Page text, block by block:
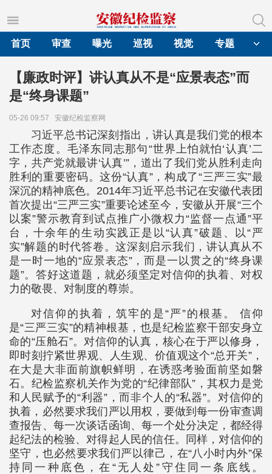
首页
审查 曝光 巡视 视觉 专题
【廉政时评】讲认真从不是“应景表态”而
是“终身课题”
05-26 09:57 安徽纪检监察网
习近平总书记深刻指出，讲认真是我们党的根本
工作态度。毛泽东同志那句“世界上怕就怕‘认真’二
字，共产党就最讲‘认真’”，道出了我们党从胜利走向
胜利的重要密码。这份“认真”，构成了“三严三实”最
深沉的精神底色。2014年习近平总书记在安徽代表团
首次提出“三严三实”重要论述至今，安徽从开展“三个
以案”警示教育到试点推广小微权力“监督一点通”平
台，十余年的生动实践正是以“认真”破题、以“严
实”解题的时代答卷。这深刻启示我们，讲认真从不
是一时一地的“应景表态”，而是一以贯之的“终身课
题”。答好这道题，就必须坚定对信仰的执着、对权
力的敬畏、对制度的尊崇。
对信仰的执着，筑牢的是“严”的根基。 信仰
是“三严三实”的精神根基，也是纪检监察干部安身立
命的“压舱石”。对信仰的认真，核心在于严以修身，
即时刻拧紧世界观、人生观、价值观这个“总开关”，
在大是大非面前旗帜鲜明，在诱惑考验面前坚如磐
石。纪检监察机关作为党的“纪律部队”，其权力是党
和人民赋予的“利器”，而非个人的“私器”。对信仰的
执着，必然要求我们严以用权，要做到每一份审查调
查报告、每一次谈话函询、每一个处分决定，都经得
起纪法的检验、对得起人民的信任。同样，对信仰的
坚守，也必然要求我们严以律己，在“八小时内外”保
持同一种底色，在“无人处”守住同一条底线。